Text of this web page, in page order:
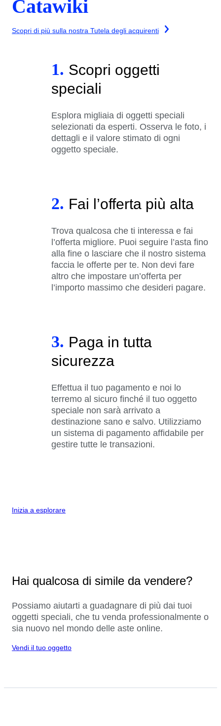
Catawiki
Scopri di più sulla nostra Tutela degli acquirenti
1. Scopri oggetti
speciali
Esplora migliaia di oggetti speciali
selezionati da esperti. Osserva le foto, i
dettagli e il valore stimato di ogni
oggetto speciale.
2. Fai l’offerta più alta
Trova qualcosa che ti interessa e fai
l’offerta migliore. Puoi seguire l’asta fino
alla fine o lasciare che il nostro sistema
faccia le offerte per te. Non devi fare
altro che impostare un’offerta per
l’importo massimo che desideri pagare.
3. Paga in tutta
sicurezza
Effettua il tuo pagamento e noi lo
terremo al sicuro finché il tuo oggetto
speciale non sarà arrivato a
destinazione sano e salvo. Utilizziamo
un sistema di pagamento affidabile per
gestire tutte le transazioni.
Inizia a esplorare
Hai qualcosa di simile da vendere?
Possiamo aiutarti a guadagnare di più dai tuoi
oggetti speciali, che tu venda professionalmente o
sia nuovo nel mondo delle aste online.
Vendi il tuo oggetto